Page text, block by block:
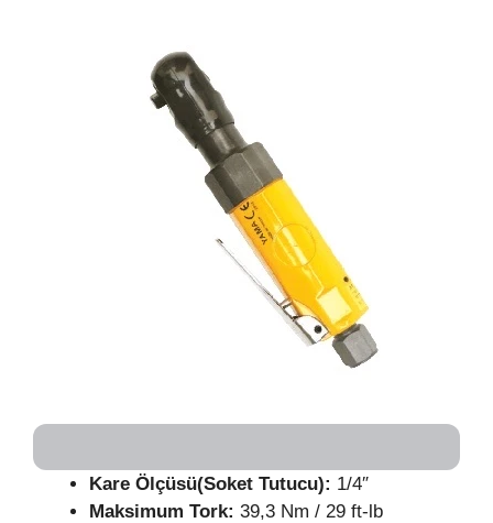
Kare Ölçüsü(Soket Tutucu): 1/4″
Maksimum Tork: 39,3 Nm / 29 ft-lb